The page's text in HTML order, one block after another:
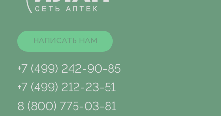
НАПИСАТЬ НАМ
+7 (499) 242-90-85
+7 (499) 212-23-51
8 (800) 775-03-81